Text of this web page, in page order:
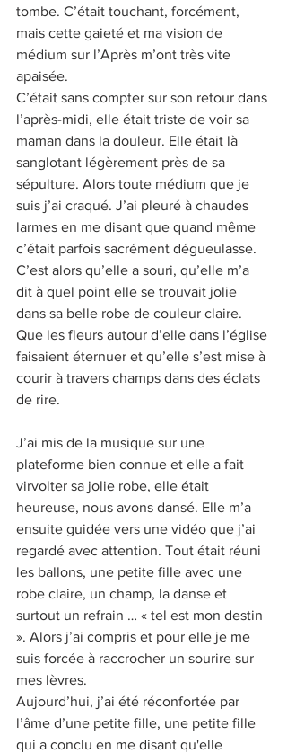
tombe. C’était touchant, forcément,
mais cette gaieté et ma vision de
médium sur l’Après m’ont très vite
apaisée.
C’était sans compter sur son retour dans
l’après-midi, elle était triste de voir sa
maman dans la douleur. Elle était là
sanglotant légèrement près de sa
sépulture. Alors toute médium que je
suis j’ai craqué. J’ai pleuré à chaudes
larmes en me disant que quand même
c’était parfois sacrément dégueulasse.
C’est alors qu’elle a souri, qu’elle m’a
dit à quel point elle se trouvait jolie
dans sa belle robe de couleur claire.
Que les fleurs autour d’elle dans l’église
faisaient éternuer et qu’elle s’est mise à
courir à travers champs dans des éclats
de rire.
J’ai mis de la musique sur une
plateforme bien connue et elle a fait
virvolter sa jolie robe, elle était
heureuse, nous avons dansé. Elle m’a
ensuite guidée vers une vidéo que j’ai
regardé avec attention. Tout était réuni
les ballons, une petite fille avec une
robe claire, un champ, la danse et
surtout un refrain … « tel est mon destin
». Alors j’ai compris et pour elle je me
suis forcée à raccrocher un sourire sur
mes lèvres.
Aujourd’hui, j’ai été réconfortée par
l’âme d’une petite fille, une petite fille
qui a conclu en me disant qu'elle